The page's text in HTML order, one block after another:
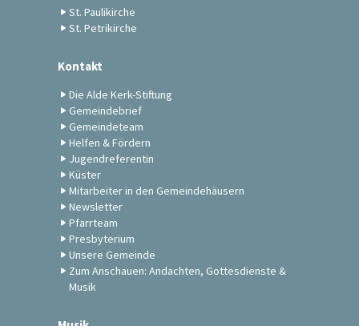
St. Paulikirche
St. Petrikirche
Kontakt
Die Alde Kerk-Stiftung
Gemeindebrief
Gemeindeteam
Helfen & Fördern
Jugendreferentin
Küster
Mitarbeiter in den Gemeindehäusern
Newsletter
Pfarrteam
Presbyterium
Unsere Gemeinde
Zum Anschauen: Andachten, Gottesdienste &
Musik